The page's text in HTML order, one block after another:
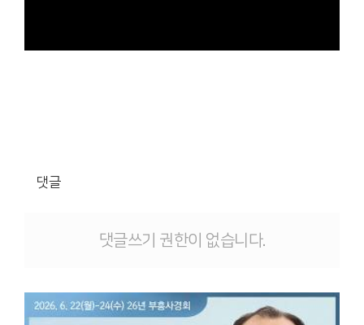
댓글
댓글쓰기 권한이 없습니다.